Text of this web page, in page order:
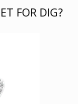
FOR DIG?